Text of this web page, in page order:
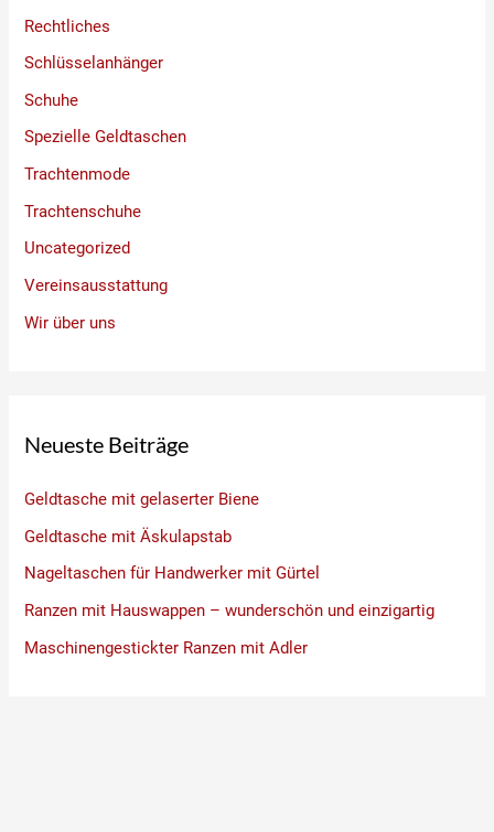
Rechtliches
Schlüsselanhänger
Schuhe
Spezielle Geldtaschen
Trachtenmode
Trachtenschuhe
Uncategorized
Vereinsausstattung
Wir über uns
Neueste Beiträge
Geldtasche mit gelaserter Biene
Geldtasche mit Äskulapstab
Nageltaschen für Handwerker mit Gürtel
Ranzen mit Hauswappen – wunderschön und einzigartig
Maschinengestickter Ranzen mit Adler